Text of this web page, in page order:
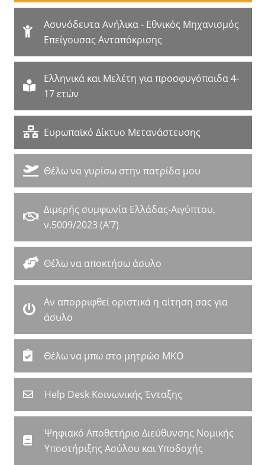
Aσυνόδευτα Ανήλικα - Εθνικός Μηχανισμός
Επείγουσας Ανταπόκρισης
Ελληνικά και Μελέτη για προσφυγόπαιδα 4-
17 ετών
Ευρωπαϊκό Δίκτυο Μετανάστευσης
Θέλω να γυρίσω στην πατρίδα μου
Διμερής συμφωνία Ελλάδας-Αιγύπτου,
ν.5009/2023 (Α’7)
Θέλω να αποκτήσω άσυλο
Αν απορριφθεί οριστικά η αίτηση σας για
άσυλο
Θέλω να μπω στο μητρώο ΜΚΟ
Help Desk Κοινωνικής Ένταξης
Ψηφιακό Αποθετήριο Διεύθυνσης Νομικής
Υποστήριξης Ασύλου και Υποδοχής